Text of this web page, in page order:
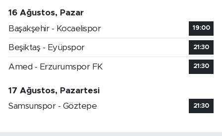
16 Ağustos, Pazar
Başakşehir - Kocaelispor
19:00
Beşiktaş - Eyüpspor 21:30
Amed - Erzurumspor FK 21:30
17 Ağustos, Pazartesi
Samsunspor - Göztepe
21:30